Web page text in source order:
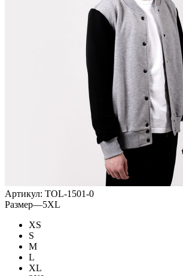
Артикул: TOL-1501-0
Размер—5XL
XS
S
M
L
XL